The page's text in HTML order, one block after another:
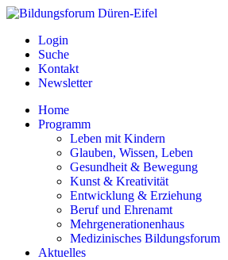
Login
Suche
Kontakt
Newsletter
Home
Programm
Leben mit Kindern
Glauben, Wissen, Leben
Gesundheit & Bewegung
Kunst & Kreativität
Entwicklung & Erziehung
Beruf und Ehrenamt
Mehrgenerationenhaus
Medizinisches Bildungsforum
Aktuelles